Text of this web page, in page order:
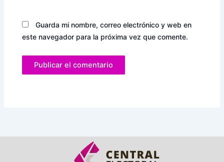
Guarda mi nombre, correo electrónico y web en
este navegador para la próxima vez que comente.